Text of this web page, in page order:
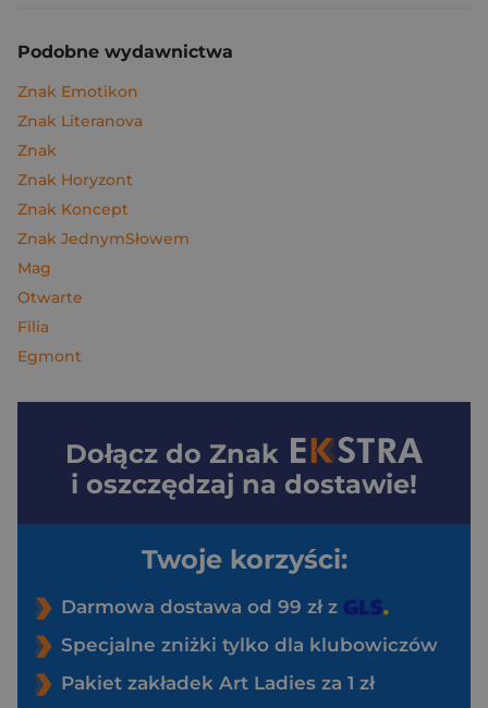
Podobne wydawnictwa
Znak Emotikon
Znak Literanova
Znak
Znak Horyzont
Znak Koncept
Znak JednymSłowem
Mag
Otwarte
Filia
Egmont
Dołącz do Znak
i oszczędzaj na dostawie!
Twoje korzyści:
Darmowa dostawa od 99 zł z
Specjalne zniżki tylko dla klubowiczów
Pakiet zakładek Art Ladies za 1 zł